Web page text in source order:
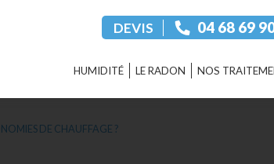
DEVIS ‭04 68 69
HUMIDITÉ LE RADON NOS
DE CHAUFFAGE ?